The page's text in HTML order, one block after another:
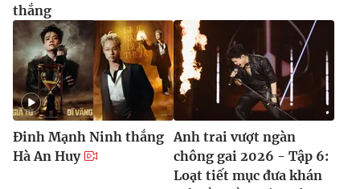
thắng
Đinh Mạnh Ninh thắng
Hà An Huy
Anh trai vượt ngàn
chông gai 2026 - Tập 6:
Loạt tiết mục đưa khán